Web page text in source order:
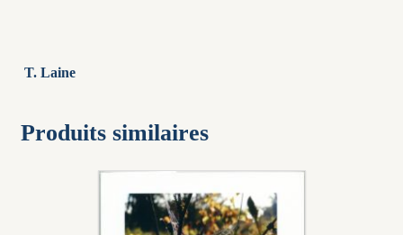
T. Laine
Produits similaires